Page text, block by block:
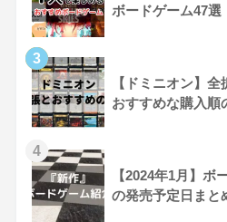
ボードゲーム47選
3
【ドミニオン】
おすすめな購入順
4
【2024年1月】ボ
の発売予定日まと